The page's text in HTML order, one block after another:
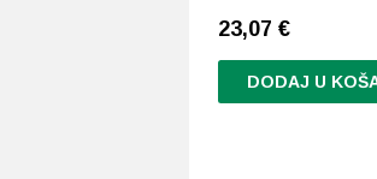
23,07 €
DODAJ U